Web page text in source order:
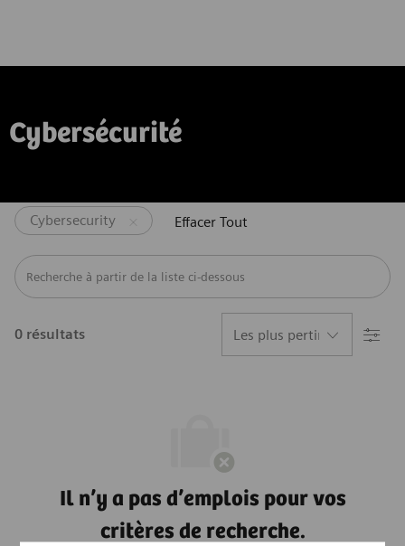
Cybersécurité
Cybersecurity Effacer Tout
Recherche à partir de la liste ci-dessous
0 résultats Filtre
Il n’y a pas d’emplois pour vos
critères de recherche.